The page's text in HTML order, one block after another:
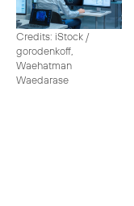
Credits: iStock /
gorodenkoff,
Waehatman
Waedarase